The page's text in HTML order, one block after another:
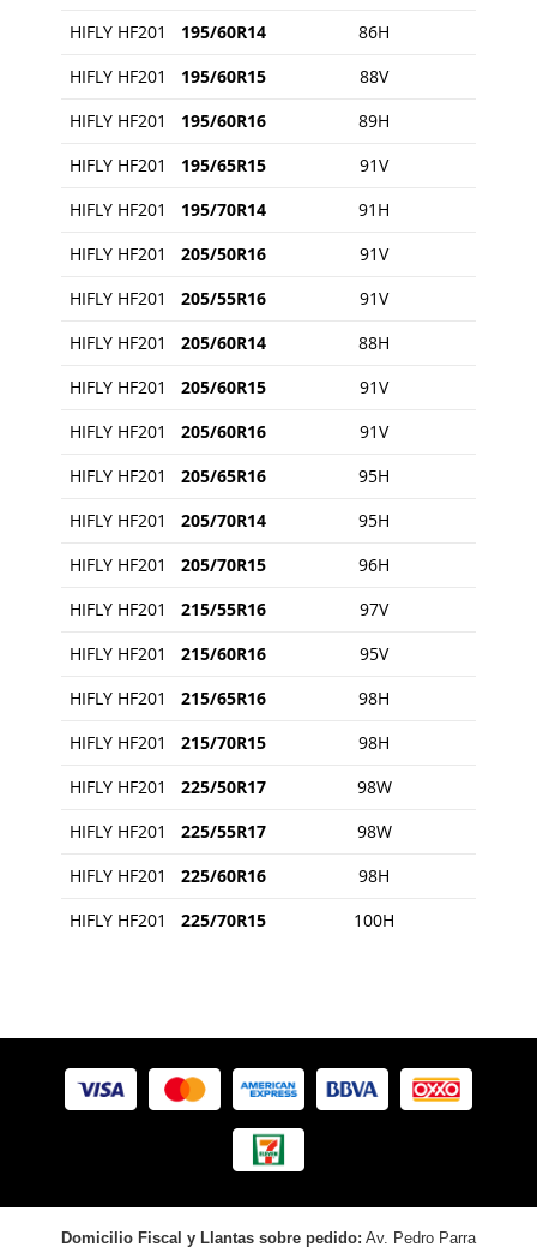
HIFLY HF201
195/60R14
86H
HIFLY HF201
195/60R15
88V
HIFLY HF201
195/60R16
89H
HIFLY HF201
195/65R15
91V
HIFLY HF201
195/70R14
91H
HIFLY HF201
205/50R16
91V
HIFLY HF201
205/55R16
91V
HIFLY HF201
205/60R14
88H
HIFLY HF201
205/60R15
91V
HIFLY HF201
205/60R16
91V
HIFLY HF201
205/65R16
95H
HIFLY HF201
205/70R14
95H
HIFLY HF201
205/70R15
96H
HIFLY HF201
215/55R16
97V
HIFLY HF201
215/60R16
95V
HIFLY HF201
215/65R16
98H
HIFLY HF201
215/70R15
98H
HIFLY HF201
225/50R17
98W
HIFLY HF201
225/55R17
98W
HIFLY HF201
225/60R16
98H
HIFLY HF201
225/70R15 100H
Domicilio Fiscal y Llantas sobre pedido: Av. Pedro Parra